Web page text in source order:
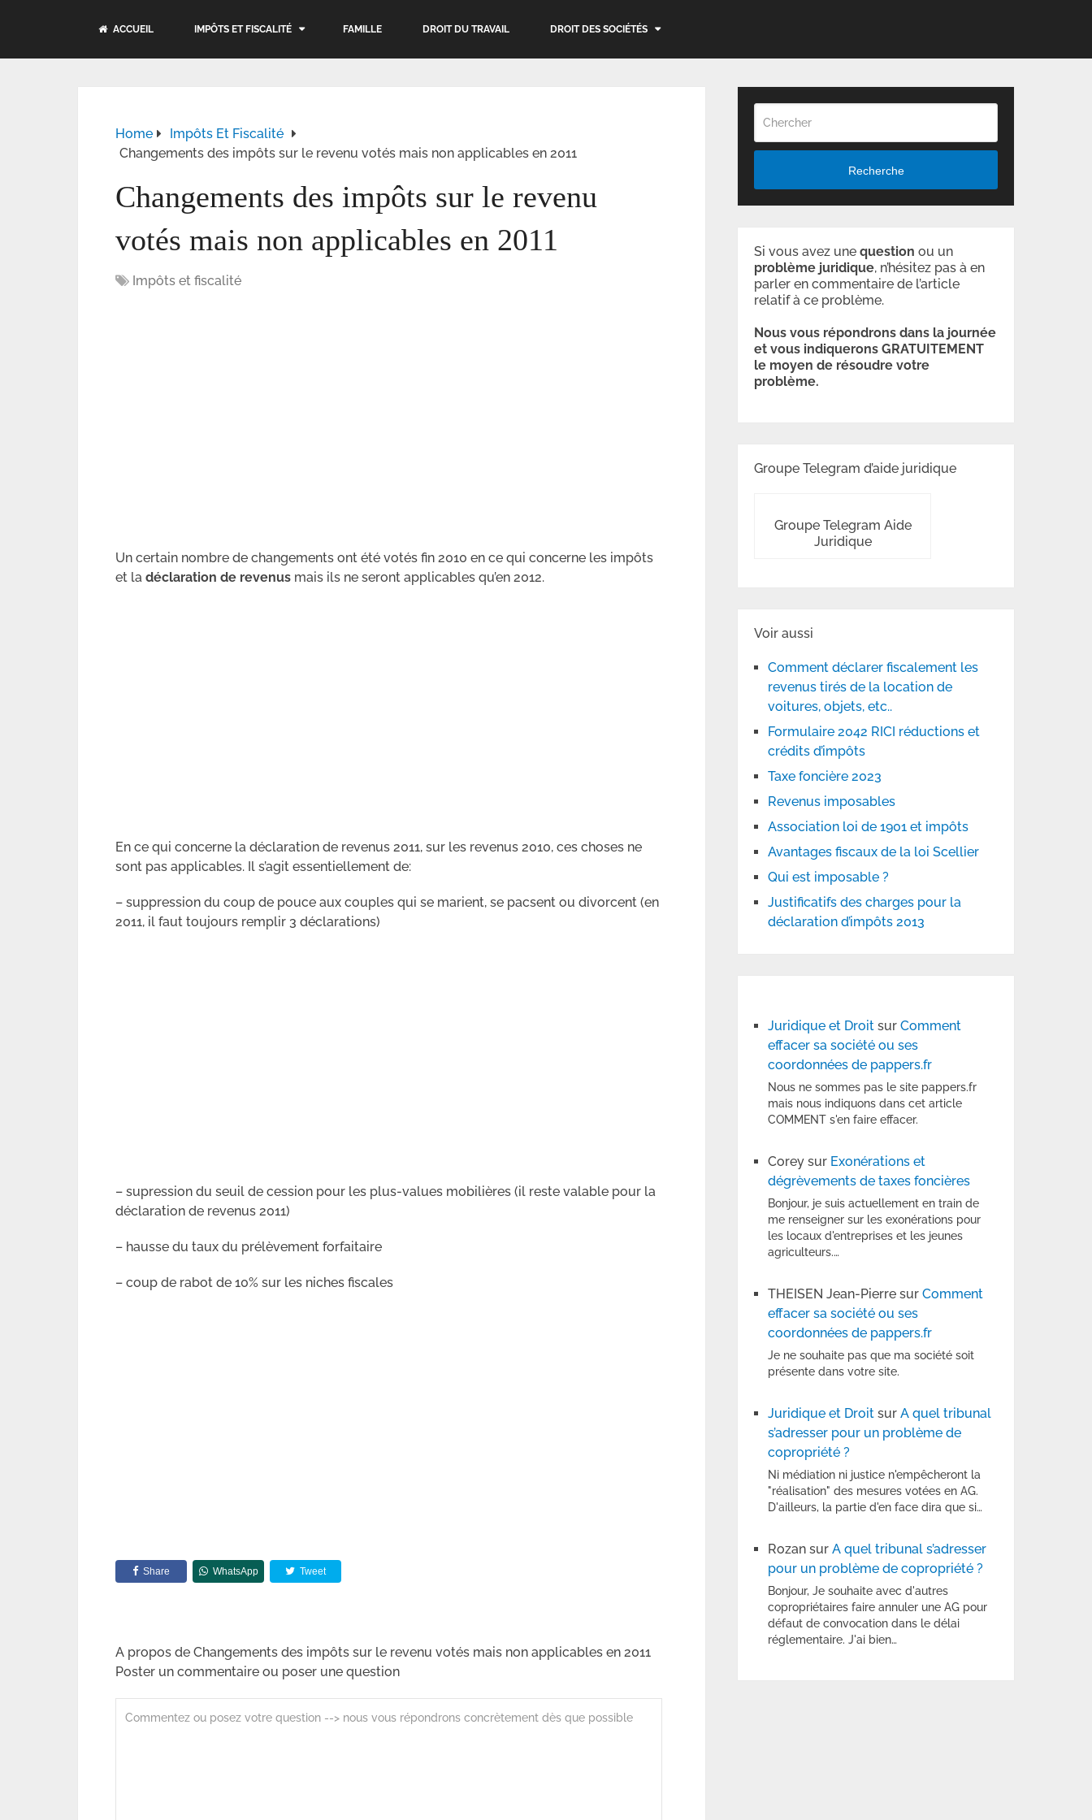
ACCUEIL IMPÔTS ET FISCALITÉ FAMILLE DROIT DU TRAVAIL DROIT DES SOCIÉTÉS
Home
Impôts Et Fiscalité
Changements des impôts sur le revenu votés mais non applicables en 2011
Changements des impôts sur le revenu
votés mais non applicables en 2011
Impôts et fiscalité
Un certain nombre de changements ont été votés fin 2010 en ce qui concerne les impôts
et la déclaration de revenus mais ils ne seront applicables qu’en 2012.
En ce qui concerne la déclaration de revenus 2011, sur les revenus 2010, ces choses ne
sont pas applicables. Il s’agit essentiellement de:
– suppression du coup de pouce aux couples qui se marient, se pacsent ou divorcent (en
2011, il faut toujours remplir 3 déclarations)
– supression du seuil de cession pour les plus-values mobilières (il reste valable pour la
déclaration de revenus 2011)
– hausse du taux du prélèvement forfaitaire
– coup de rabot de 10% sur les niches fiscales
Share WhatsApp Tweet
A propos de Changements des impôts sur le revenu votés mais non applicables en 2011
Poster un commentaire ou poser une question
Recherche
Si vous avez unequestion ou un
problème juridique, n’hésitez pas à en
parler en commentaire de l’article
relatif à ce problème.
Nous vous répondrons dans la journée
et vous indiquerons GRATUITEMENT
le moyen de résoudre votre
problème.
Groupe Telegram d’aide juridique
Groupe Telegram Aide
Juridique
Voir aussi
Comment déclarer fiscalement les
revenus tirés de la location de
voitures, objets, etc..
Formulaire 2042 RICI réductions et
crédits d’impôts
Taxe foncière 2023
Revenus imposables
Association loi de 1901 et impôts
Avantages fiscaux de la loi Scellier
Qui est imposable ?
Justificatifs des charges pour la
déclaration d’impôts 2013
Juridique et Droit surComment
effacer sa société ou ses
coordonnées de pappers.fr
Nous ne sommes pas le site pappers.fr
mais nous indiquons dans cet article
COMMENT s'en faire effacer.
Corey sur Exonérations et
dégrèvements de taxes foncières
Bonjour, je suis actuellement en train de
me renseigner sur les exonérations pour
les locaux d'entreprises et les jeunes
agriculteurs.…
THEISEN Jean-Pierre surComment
effacer sa société ou ses
coordonnées de pappers.fr
Je ne souhaite pas que ma société soit
présente dans votre site.
Juridique et Droit surA quel tribunal
s’adresser pour un problème de
copropriété ?
Ni médiation ni justice n'empêcheront la
"réalisation" des mesures votées en AG.
D'ailleurs, la partie d'en face dira que si…
Rozan surA quel tribunal s’adresser
pour un problème de copropriété ?
Bonjour, Je souhaite avec d'autres
copropriétaires faire annuler une AG pour
défaut de convocation dans le délai
réglementaire. J'ai bien…